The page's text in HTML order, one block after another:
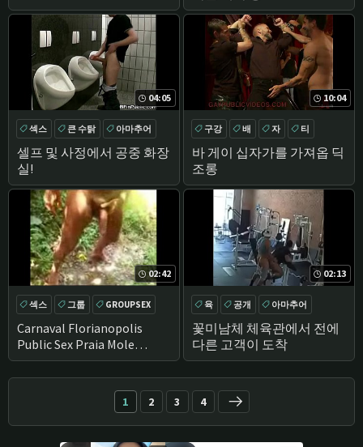
04:05
셀프 및 사정에서 공중 화장
실!
섹스 큰 수탉
아마추어
자위
10:04
바 게이 십자가를 가져옵 딕
조롱
구강 배 자 티
02:42
Carnaval Florianopolis
Public Sex Praia Mole
Galhete FLoripa - Part 1
섹스 그룹
GROUPSEX
02:13
꽃미남체 체육관에서 전에
다른 고객이 도착
육 공개
아마추어
항문
1 2 3 4